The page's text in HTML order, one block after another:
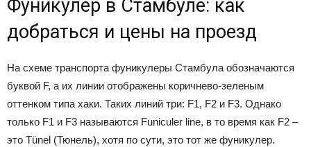
Фуникулер в Стамбуле: как
добраться и цены на проезд
На схеме транспорта фуникулеры Стамбула обозначаются
буквой F, а их линии отображены коричнево-зеленым
оттенком типа хаки. Таких линий три: F1, F2 и F3. Однако
только F1 и F3 называются Funiculer line, в то время как F2 –
это Tünel (Тюнель), хотя по сути, это тот же фуникулер.